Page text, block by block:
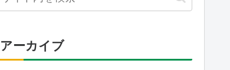
アーカイブ